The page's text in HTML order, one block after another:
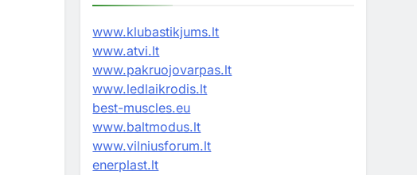
www.klubastikjums.lt
www.atvi.lt
www.pakruojovarpas.lt
www.ledlaikrodis.lt
best-muscles.eu
www.baltmodus.lt
www.vilniusforum.lt
enerplast.lt